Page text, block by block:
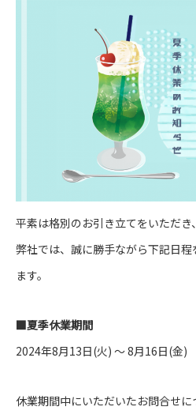
平素は格別のお引き立てをいただき
弊社では、誠に勝手ながら下記日
ます。
■夏季休業期間
2024年8月13日(火) ～ 8月16日(金)
休業期間中にいただいたお問合せ